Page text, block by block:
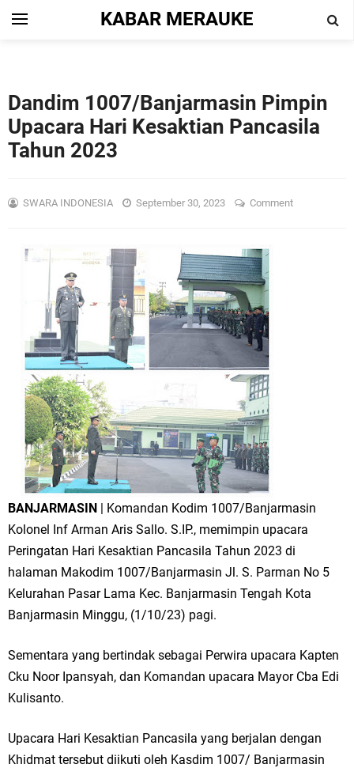
KABAR MERAUKE
Dandim 1007/Banjarmasin Pimpin
Upacara Hari Kesaktian Pancasila
Tahun 2023
SWARA INDONESIA September 30, 2023 Comment
BANJARMASIN | Komandan Kodim 1007/Banjarmasin
Kolonel Inf Arman Aris Sallo. S.IP., memimpin upacara
Peringatan Hari Kesaktian Pancasila Tahun 2023 di
halaman Makodim 1007/Banjarmasin Jl. S. Parman No 5
Kelurahan Pasar Lama Kec. Banjarmasin Tengah Kota
Banjarmasin Minggu, (1/10/23) pagi.
Sementara yang bertindak sebagai Perwira upacara Kapten
Cku Noor Ipansyah, dan Komandan upacara Mayor Cba Edi
Kulisanto.
Upacara Hari Kesaktian Pancasila yang berjalan dengan
Khidmat tersebut diikuti oleh Kasdim 1007/ Banjarmasin